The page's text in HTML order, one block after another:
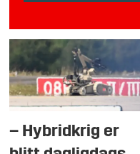
– Hybridkrig er